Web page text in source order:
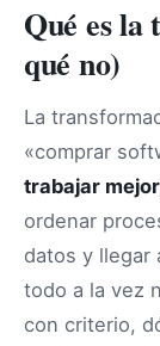
Qué es
qué no)
La
«comprar
trabajar
ordenar
datos y llegar
todo a la vez
con criterio,